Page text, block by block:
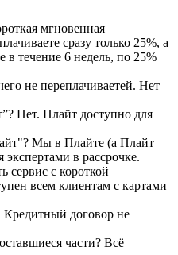
мгновенная
сразу только 25%, а
в течение 6 недель, по 25%
не переплачиваетей. Нет
Нет. Плайт доступно для
Мы в Плайте (а Плайт
в рассрочке.
сервис с короткой
всем клиентам с картами
Кредитный договор не
части? Всё